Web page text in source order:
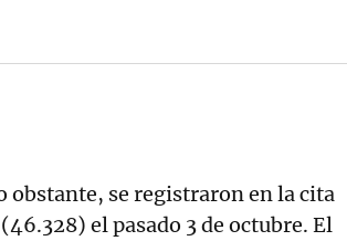
obstante, se registraron en la cita
el pasado 3 de octubre. El